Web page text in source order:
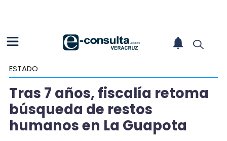
ESTADO
Tras 7 años, fiscalía retoma
búsqueda de restos
humanos en La Guapota